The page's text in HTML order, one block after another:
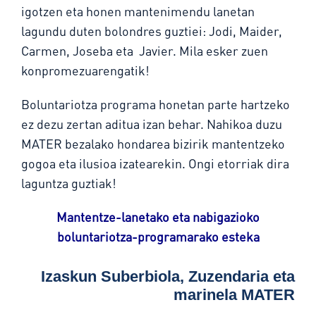
igotzen eta honen mantenimendu lanetan
lagundu duten bolondres guztiei: Jodi, Maider,
Carmen, Joseba eta Javier. Mila esker zuen
konpromezuarengatik!
Boluntariotza programa honetan parte hartzeko
ez dezu zertan aditua izan behar. Nahikoa duzu
MATER bezalako hondarea bizirik mantentzeko
gogoa eta ilusioa izatearekin. Ongi etorriak dira
laguntza guztiak!
Mantentze-lanetako eta nabigazioko
boluntariotza-programarako esteka
Izaskun Suberbiola, Zuzendaria eta
marinela MATER